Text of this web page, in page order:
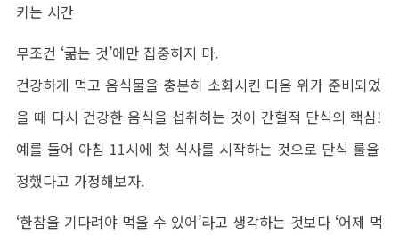
키는 시간
무조건 ‘굶는 것’에만 집중하지 마.
건강하게 먹고 음식물을 충분히 소화시킨 다음 위가 준비되었
을 때 다시 건강한 음식을 섭취하는 것이 간헐적 단식의 핵심!
예를 들어 아침 11시에 첫 식사를 시작하는 것으로 단식 룰을
정했다고 가정해보자.
‘한참을 기다려야 먹을 수 있어’라고 생각하는 것보다 ‘어제 먹